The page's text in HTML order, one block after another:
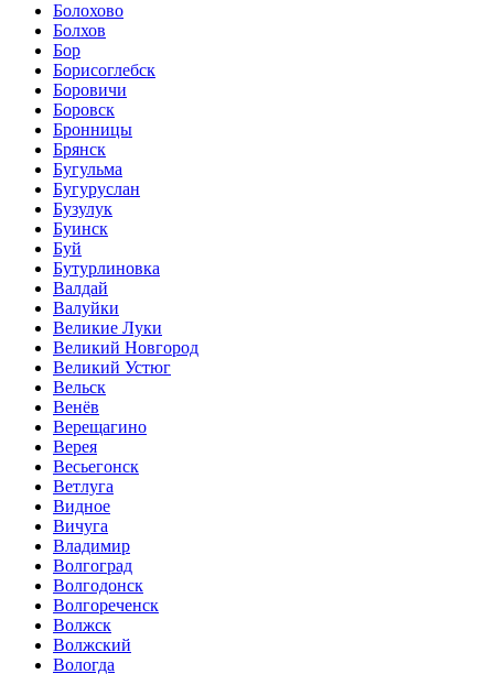
Болохово
Болхов
Бор
Борисоглебск
Боровичи
Боровск
Бронницы
Брянск
Бугульма
Бугуруслан
Бузулук
Буинск
Буй
Бутурлиновка
Валдай
Валуйки
Великие Луки
Великий Новгород
Великий Устюг
Вельск
Венёв
Верещагино
Верея
Весьегонск
Ветлуга
Видное
Вичуга
Владимир
Волгоград
Волгодонск
Волгореченск
Волжск
Волжский
Вологда